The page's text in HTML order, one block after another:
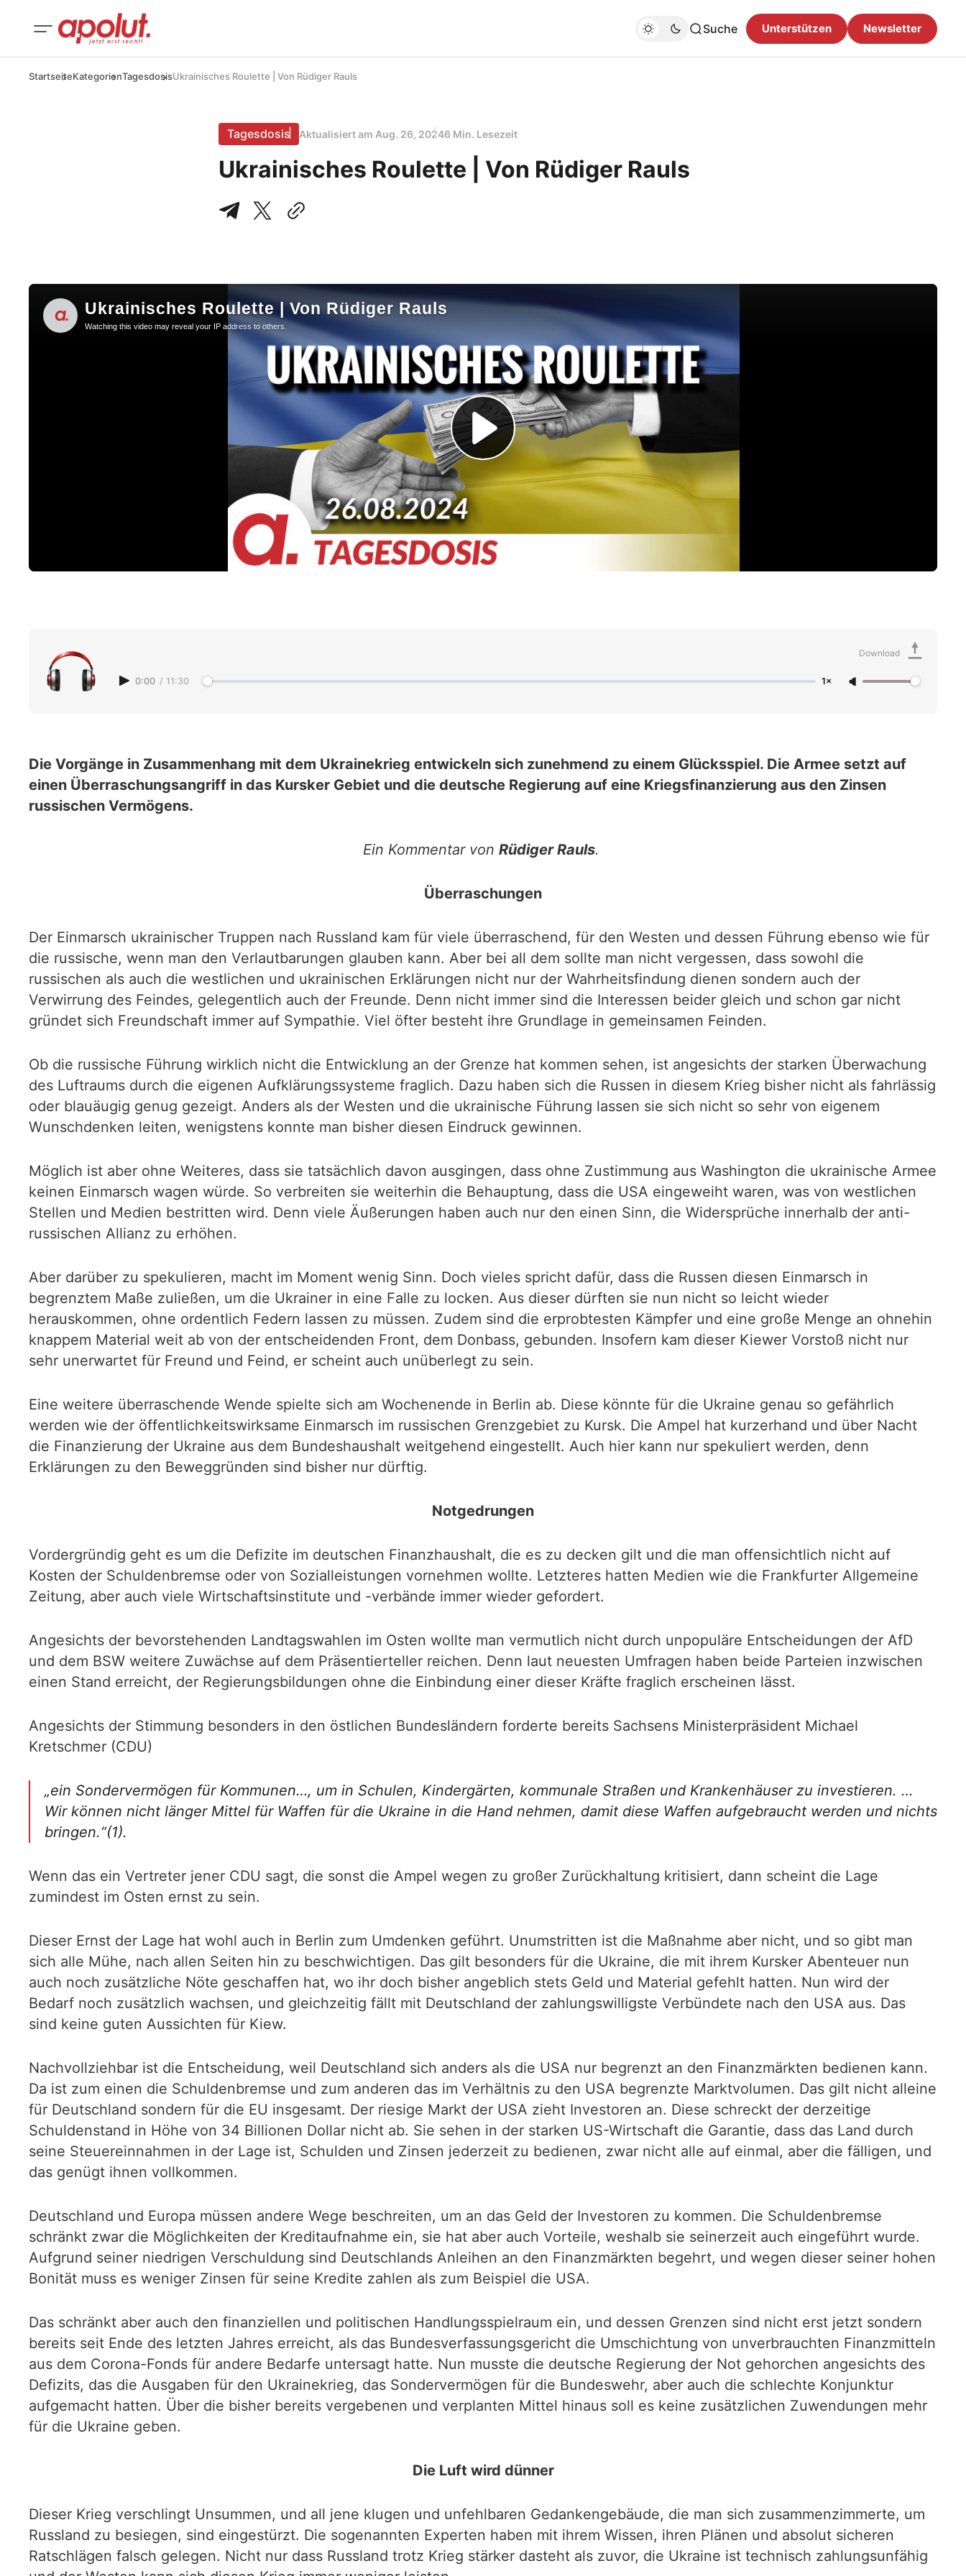
Suche Unterstützen Newsletter
StartseiteKategorienTagesdosisUkrainisches Roulette | Von Rüdiger Rauls
Tagesdosis Aktualisiert am Aug. 26, 20246 Min. Lesezeit
Ukrainisches Roulette | Von Rüdiger Rauls
0:00 / 11:30 1×
Download
Die Vorgänge in Zusammenhang mit dem Ukrainekrieg entwickeln sich zunehmend zu einem Glücksspiel. Die Armee setzt auf
einen Überraschungsangriff in das Kursker Gebiet und die deutsche Regierung auf eine Kriegsfinanzierung aus den Zinsen
russischen Vermögens.
Ein Kommentar von Rüdiger Rauls.
Überraschungen
Der Einmarsch ukrainischer Truppen nach Russland kam für viele überraschend, für den Westen und dessen Führung ebenso wie für
die russische, wenn man den Verlautbarungen glauben kann. Aber bei all dem sollte man nicht vergessen, dass sowohl die
russischen als auch die westlichen und ukrainischen Erklärungen nicht nur der Wahrheitsfindung dienen sondern auch der
Verwirrung des Feindes, gelegentlich auch der Freunde. Denn nicht immer sind die Interessen beider gleich und schon gar nicht
gründet sich Freundschaft immer auf Sympathie. Viel öfter besteht ihre Grundlage in gemeinsamen Feinden.
Ob die russische Führung wirklich nicht die Entwicklung an der Grenze hat kommen sehen, ist angesichts der starken Überwachung
des Luftraums durch die eigenen Aufklärungssysteme fraglich. Dazu haben sich die Russen in diesem Krieg bisher nicht als fahrlässig
oder blauäugig genug gezeigt. Anders als der Westen und die ukrainische Führung lassen sie sich nicht so sehr von eigenem
Wunschdenken leiten, wenigstens konnte man bisher diesen Eindruck gewinnen.
Möglich ist aber ohne Weiteres, dass sie tatsächlich davon ausgingen, dass ohne Zustimmung aus Washington die ukrainische Armee
keinen Einmarsch wagen würde. So verbreiten sie weiterhin die Behauptung, dass die USA eingeweiht waren, was von westlichen
Stellen und Medien bestritten wird. Denn viele Äußerungen haben auch nur den einen Sinn, die Widersprüche innerhalb der anti-
russischen Allianz zu erhöhen.
Aber darüber zu spekulieren, macht im Moment wenig Sinn. Doch vieles spricht dafür, dass die Russen diesen Einmarsch in
begrenztem Maße zuließen, um die Ukrainer in eine Falle zu locken. Aus dieser dürften sie nun nicht so leicht wieder
herauskommen, ohne ordentlich Federn lassen zu müssen. Zudem sind die erprobtesten Kämpfer und eine große Menge an ohnehin
knappem Material weit ab von der entscheidenden Front, dem Donbass, gebunden. Insofern kam dieser Kiewer Vorstoß nicht nur
sehr unerwartet für Freund und Feind, er scheint auch unüberlegt zu sein.
Eine weitere überraschende Wende spielte sich am Wochenende in Berlin ab. Diese könnte für die Ukraine genau so gefährlich
werden wie der öffentlichkeitswirksame Einmarsch im russischen Grenzgebiet zu Kursk. Die Ampel hat kurzerhand und über Nacht
die Finanzierung der Ukraine aus dem Bundeshaushalt weitgehend eingestellt. Auch hier kann nur spekuliert werden, denn
Erklärungen zu den Beweggründen sind bisher nur dürftig.
Notgedrungen
Vordergründig geht es um die Defizite im deutschen Finanzhaushalt, die es zu decken gilt und die man offensichtlich nicht auf
Kosten der Schuldenbremse oder von Sozialleistungen vornehmen wollte. Letzteres hatten Medien wie die Frankfurter Allgemeine
Zeitung, aber auch viele Wirtschaftsinstitute und -verbände immer wieder gefordert.
Angesichts der bevorstehenden Landtagswahlen im Osten wollte man vermutlich nicht durch unpopuläre Entscheidungen der AfD
und dem BSW weitere Zuwächse auf dem Präsentierteller reichen. Denn laut neuesten Umfragen haben beide Parteien inzwischen
einen Stand erreicht, der Regierungsbildungen ohne die Einbindung einer dieser Kräfte fraglich erscheinen lässt.
Angesichts der Stimmung besonders in den östlichen Bundesländern forderte bereits Sachsens Ministerpräsident Michael
Kretschmer (CDU)
„ein Sondervermögen für Kommunen…, um in Schulen, Kindergärten, kommunale Straßen und Krankenhäuser zu investieren. …
Wir können nicht länger Mittel für Waffen für die Ukraine in die Hand nehmen, damit diese Waffen aufgebraucht werden und nichts
bringen.“(1).
Wenn das ein Vertreter jener CDU sagt, die sonst die Ampel wegen zu großer Zurückhaltung kritisiert, dann scheint die Lage
zumindest im Osten ernst zu sein.
Dieser Ernst der Lage hat wohl auch in Berlin zum Umdenken geführt. Unumstritten ist die Maßnahme aber nicht, und so gibt man
sich alle Mühe, nach allen Seiten hin zu beschwichtigen. Das gilt besonders für die Ukraine, die mit ihrem Kursker Abenteuer nun
auch noch zusätzliche Nöte geschaffen hat, wo ihr doch bisher angeblich stets Geld und Material gefehlt hatten. Nun wird der
Bedarf noch zusätzlich wachsen, und gleichzeitig fällt mit Deutschland der zahlungswilligste Verbündete nach den USA aus. Das
sind keine guten Aussichten für Kiew.
Nachvollziehbar ist die Entscheidung, weil Deutschland sich anders als die USA nur begrenzt an den Finanzmärkten bedienen kann.
Da ist zum einen die Schuldenbremse und zum anderen das im Verhältnis zu den USA begrenzte Marktvolumen. Das gilt nicht alleine
für Deutschland sondern für die EU insgesamt. Der riesige Markt der USA zieht Investoren an. Diese schreckt der derzeitige
Schuldenstand in Höhe von 34 Billionen Dollar nicht ab. Sie sehen in der starken US-Wirtschaft die Garantie, dass das Land durch
seine Steuereinnahmen in der Lage ist, Schulden und Zinsen jederzeit zu bedienen, zwar nicht alle auf einmal, aber die fälligen, und
das genügt ihnen vollkommen.
Deutschland und Europa müssen andere Wege beschreiten, um an das Geld der Investoren zu kommen. Die Schuldenbremse
schränkt zwar die Möglichkeiten der Kreditaufnahme ein, sie hat aber auch Vorteile, weshalb sie seinerzeit auch eingeführt wurde.
Aufgrund seiner niedrigen Verschuldung sind Deutschlands Anleihen an den Finanzmärkten begehrt, und wegen dieser seiner hohen
Bonität muss es weniger Zinsen für seine Kredite zahlen als zum Beispiel die USA.
Das schränkt aber auch den finanziellen und politischen Handlungsspielraum ein, und dessen Grenzen sind nicht erst jetzt sondern
bereits seit Ende des letzten Jahres erreicht, als das Bundesverfassungsgericht die Umschichtung von unverbrauchten Finanzmitteln
aus dem Corona-Fonds für andere Bedarfe untersagt hatte. Nun musste die deutsche Regierung der Not gehorchen angesichts des
Defizits, das die Ausgaben für den Ukrainekrieg, das Sondervermögen für die Bundeswehr, aber auch die schlechte Konjunktur
aufgemacht hatten. Über die bisher bereits vergebenen und verplanten Mittel hinaus soll es keine zusätzlichen Zuwendungen mehr
für die Ukraine geben.
Die Luft wird dünner
Dieser Krieg verschlingt Unsummen, und all jene klugen und unfehlbaren Gedankengebäude, die man sich zusammenzimmerte, um
Russland zu besiegen, sind eingestürzt. Die sogenannten Experten haben mit ihrem Wissen, ihren Plänen und absolut sicheren
Ratschlägen falsch gelegen. Nicht nur dass Russland trotz Krieg stärker dasteht als zuvor, die Ukraine ist technisch zahlungsunfähig